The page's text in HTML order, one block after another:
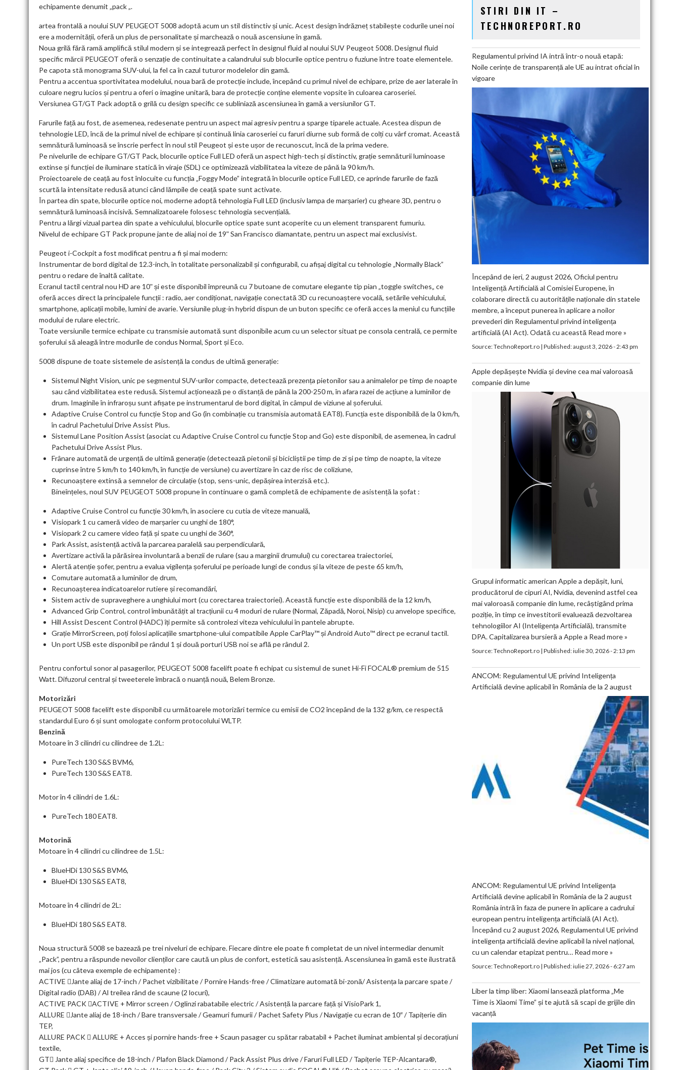
echipamente denumit „pack „.
artea frontală a noului SUV PEUGEOT 5008 adoptă acum un stil distinctiv și unic. Acest design îndrăzneț stabilește codurile unei noi
ere a modernității, oferă un plus de personalitate și marchează o nouă ascensiune în gamă.
Noua grilă fără ramă amplifică stilul modern și se integrează perfect în designul fluid al noului SUV Peugeot 5008. Designul fluid
specific mărcii PEUGEOT oferă o senzație de continuitate a calandrului sub blocurile optice pentru o fuziune între toate elementele.
Pe capota stă monograma SUV-ului, la fel ca în cazul tuturor modelelor din gamă.
Pentru a accentua sportivitatea modelului, noua bară de protecție include, începând cu primul nivel de echipare, prize de aer laterale în
culoare negru lucios și pentru a oferi o imagine unitară, bara de protecție conține elemente vopsite în culoarea caroseriei.
Versiunea GT/GT Pack adoptă o grilă cu design specific ce subliniază ascensiunea în gamă a versiunilor GT.
Farurile față au fost, de asemenea, redesenate pentru un aspect mai agresiv pentru a sparge tiparele actuale. Acestea dispun de
tehnologie LED, încă de la primul nivel de echipare și continuă linia caroseriei cu faruri diurne sub formă de colți cu vârf cromat. Această
semnătură luminoasă se înscrie perfect în noul stil Peugeot și este ușor de recunoscut, încă de la prima vedere.
Pe nivelurile de echipare GT/GT Pack, blocurile optice Full LED oferă un aspect high-tech și distinctiv, grație semnăturii luminoase
extinse și funcției de iluminare statică în viraje (SDL) ce optimizează vizibilitatea la viteze de până la 90 km/h.
Proiectoarele de ceață au fost înlocuite cu funcția „Foggy Mode” integrată în blocurile optice Full LED, ce aprinde farurile de fază
scurtă la intensitate redusă atunci când lămpile de ceață spate sunt activate.
În partea din spate, blocurile optice noi, moderne adoptă tehnologia Full LED (inclusiv lampa de marșarier) cu gheare 3D, pentru o
semnătură luminoasă incisivă. Semnalizatoarele folosesc tehnologia secvențială.
Pentru a lărgi vizual partea din spate a vehiculului, blocurile optice spate sunt acoperite cu un element transparent fumuriu.
Nivelul de echipare GT Pack propune jante de aliaj noi de 19ʺ San Francisco diamantate, pentru un aspect mai exclusivist.
Peugeot i-Cockpit a fost modificat pentru a fi și mai modern:
Instrumentar de bord digital de 12.3-inch, în totalitate personalizabil și configurabil, cu afișaj digital cu tehnologie „Normally Black”
pentru o redare de înaltă calitate.
Ecranul tactil central nou HD are 10ʺ și este disponibil împreună cu 7 butoane de comutare elegante tip pian „toggle switches„ ce
oferă acces direct la principalele funcții : radio, aer condiționat, navigație conectată 3D cu recunoaștere vocală, setările vehiculului,
smartphone, aplicații mobile, lumini de avarie. Versiunile plug-in hybrid dispun de un buton specific ce oferă acces la meniul cu funcțiile
modului de rulare electric.
Toate versiunile termice echipate cu transmisie automată sunt disponibile acum cu un selector situat pe consola centrală, ce permite
șoferului să aleagă între modurile de condus Normal, Sport și Eco.
5008 dispune de toate sistemele de asistență la condus de ultimă generație:
Sistemul Night Vision, unic pe segmentul SUV-urilor compacte, detectează prezența pietonilor sau a animalelor pe timp de noapte
sau când vizibilitatea este redusă. Sistemul acționează pe o distanță de până la 200-250 m, în afara razei de acțiune a luminilor de
drum. Imaginile în infraroșu sunt afișate pe instrumentarul de bord digital, în câmpul de viziune al șoferului.
Adaptive Cruise Control cu funcție Stop and Go (în combinație cu transmisia automată EAT8). Funcția este disponibilă de la 0 km/h,
în cadrul Pachetului Drive Assist Plus.
Sistemul Lane Position Assist (asociat cu Adaptive Cruise Control cu funcție Stop and Go) este disponibil, de asemenea, în cadrul
Pachetului Drive Assist Plus.
Frânare automată de urgență de ultimă generație (detectează pietonii și bicicliștii pe timp de zi și pe timp de noapte, la viteze
cuprinse între 5 km/h to 140 km/h, în funcție de versiune) cu avertizare în caz de risc de coliziune,
Recunoaștere extinsă a semnelor de circulație (stop, sens-unic, depășirea interzisă etc.).
Bineînțeles, noul SUV PEUGEOT 5008 propune în continuare o gamă completă de echipamente de asistență la șofat :
Adaptive Cruise Control cu funcție 30 km/h, în asociere cu cutia de viteze manuală,
Visiopark 1 cu cameră video de marșarier cu unghi de 180°,
Visiopark 2 cu camere video față și spate cu unghi de 360°,
Park Assist, asistență activă la parcarea paralelă sau perpendiculară,
Avertizare activă la părăsirea involuntară a benzii de rulare (sau a marginii drumului) cu corectarea traiectoriei,
Alertă atenție șofer, pentru a evalua vigilența șoferului pe perioade lungi de condus și la viteze de peste 65 km/h,
Comutare automată a luminilor de drum,
Recunoașterea indicatoarelor rutiere și recomandări,
Sistem activ de supraveghere a unghiului mort (cu corectarea traiectoriei). Această funcție este disponibilă de la 12 km/h,
Advanced Grip Control, control îmbunătățit al tracțiunii cu 4 moduri de rulare (Normal, Zăpadă, Noroi, Nisip) cu anvelope specifice,
Hill Assist Descent Control (HADC) îți permite să controlezi viteza vehiculului în pantele abrupte.
Grație MirrorScreen, poți folosi aplicațiile smartphone-ului compatibile Apple CarPlay™ și Android Auto™ direct pe ecranul tactil.
Un port USB este disponibil pe rândul 1 și două porturi USB noi se află pe rândul 2.
Pentru confortul sonor al pasagerilor, PEUGEOT 5008 facelift poate fi echipat cu sistemul de sunet Hi-Fi FOCAL® premium de 515
Watt. Difuzorul central și tweeterele îmbracă o nuanță nouă, Belem Bronze.
Motorizări
PEUGEOT 5008 facelift este disponibil cu următoarele motorizări termice cu emisii de CO2 începând de la 132 g/km, ce respectă
standardul Euro 6 și sunt omologate conform protocolului WLTP.
Benzină
Motoare în 3 cilindri cu cilindree de 1.2L:
PureTech 130 S&S BVM6,
PureTech 130 S&S EAT8.
Motor în 4 cilindri de 1.6L:
PureTech 180 EAT8.
Motorină
Motoare în 4 cilindri cu cilindree de 1.5L:
BlueHDi 130 S&S BVM6,
BlueHDi 130 S&S EAT8,
Motoare în 4 cilindri de 2L:
BlueHDi 180 S&S EAT8.
Noua structură 5008 se bazează pe trei niveluri de echipare. Fiecare dintre ele poate fi completat de un nivel intermediar denumit
„Pack”, pentru a răspunde nevoilor clienților care caută un plus de confort, estetică sau asistență. Ascensiunea în gamă este ilustrată
mai jos (cu câteva exemple de echipamente) :
ACTIVE Jante aliaj de 17-inch / Pachet vizibilitate / Pornire Hands-free / Climatizare automată bi-zonă/ Asistența la parcare spate /
Digital radio (DAB) / Al treilea rând de scaune (2 locuri),
ACTIVE PACK ACTIVE + Mirror screen / Oglinzi rabatabile electric / Asistență la parcare față și VisioPark 1,
ALLURE Jante aliaj de 18-inch / Bare transversale / Geamuri fumurii / Pachet Safety Plus / Navigație cu ecran de 10″ / Tapițerie din
TEP,
ALLURE PACK  ALLURE + Acces și pornire hands-free + Scaun pasager cu spătar rabatabil + Pachet iluminat ambiental și decorațiuni
textile,
GT Jante aliaj specifice de 18-inch / Plafon Black Diamond / Pack Assist Plus drive / Faruri Full LED / Tapițerie TEP-Alcantara®,
STIRI DIN IT –
TECHNOREPORT.RO
Regulamentul privind IA intră într-o nouă etapă:
Noile cerințe de transparență ale UE au intrat oficial în
vigoare
Începând de ieri, 2 august 2026, Oficiul pentru
Inteligență Artificială al Comisiei Europene, în
colaborare directă cu autoritățile naționale din statele
membre, a început punerea în aplicare a noilor
prevederi din Regulamentul privind inteligența
artificială (AI Act). Odată cu această Read more »
Source:TechnoReport.ro| Published:august 3, 2026 - 2:43 pm
Apple depășește Nvidia și devine cea mai valoroasă
companie din lume
Grupul informatic american Apple a depășit, luni,
producătorul de cipuri AI, Nvidia, devenind astfel cea
mai valoroasă companie din lume, recâștigând prima
poziție, în timp ce investitorii evaluează dezvoltarea
tehnologiilor AI (Inteligența Artificială), transmite
DPA. Capitalizarea bursieră a Apple a Read more »
Source:TechnoReport.ro| Published:iulie 30, 2026 - 2:13 pm
ANCOM: Regulamentul UE privind Inteligența
Artificială devine aplicabil în România de la 2 august
ANCOM: Regulamentul UE privind Inteligența
Artificială devine aplicabil în România de la 2 august
România intră în faza de punere în aplicare a cadrului
european pentru inteligența artificială (AI Act).
Începând cu 2 august 2026, Regulamentul UE privind
inteligența artificială devine aplicabil la nivel național,
cu un calendar etapizat pentru… Read more »
Source:TechnoReport.ro| Published:iulie 27, 2026 - 6:27 am
Liber la timp liber: Xiaomi lansează platforma „Me
Time is Xiaomi Time” și te ajută să scapi de grijile din
vacanță